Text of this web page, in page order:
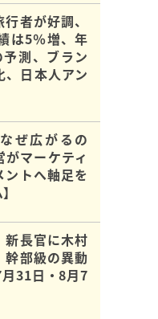
者が好調、
は5％増、年
測、ブラン
、日本人アン
ぜ広がるの
マーケティ
トへ軸足を
新長官に木村
幹部級の異動
31日・8月7